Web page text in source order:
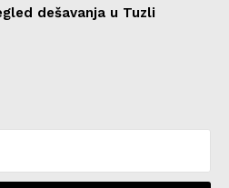
dešavanja u Tuzli